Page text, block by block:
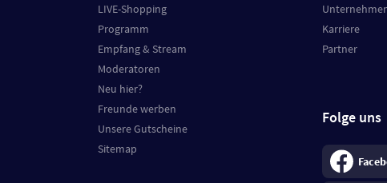
LIVE-Shopping
Programm
Empfang & Stream
Moderatoren
Neu hier?
Freunde werben
Unsere Gutscheine
Sitemap
Karriere
Partner
Folge uns